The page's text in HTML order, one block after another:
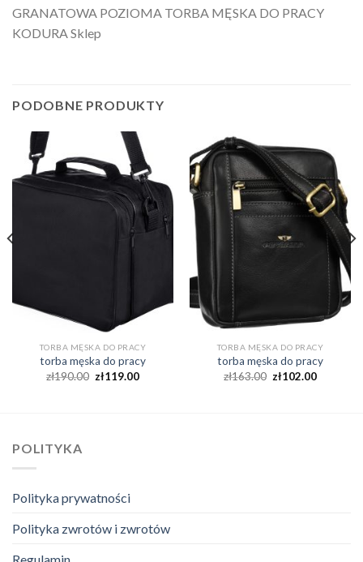
GRANATOWA POZIOMA TORBA MĘSKA DO PRACY
KODURA Sklep
PODOBNE PRODUKTY
TORBA MĘSKA DO PRACY
torba męska do pracy
zł190.00 zł119.00
TORBA MĘSKA DO PRACY
torba męska do pracy
zł163.00 zł102.00
POLITYKA
Polityka prywatności
Polityka zwrotów i zwrotów